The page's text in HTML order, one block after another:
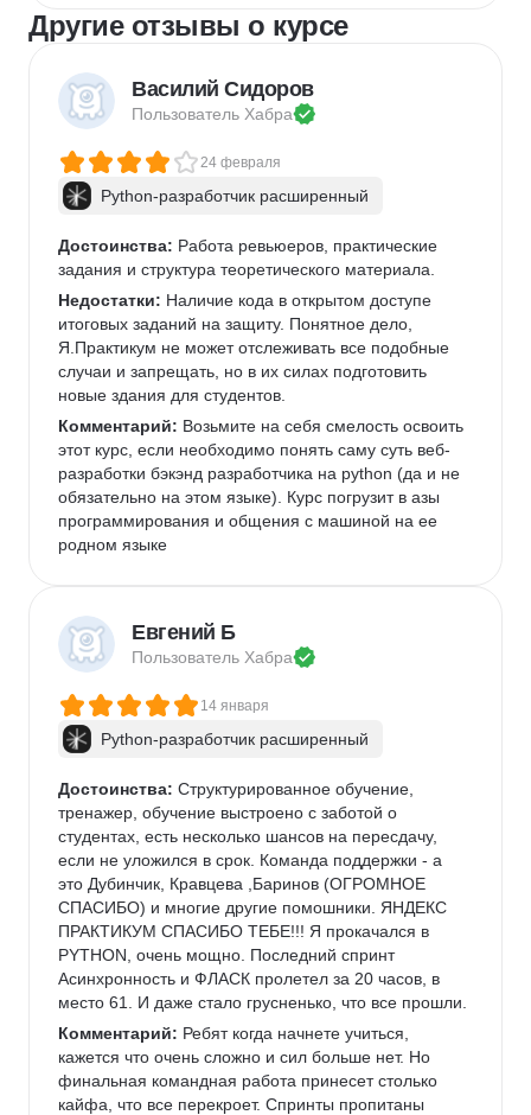
Другие отзывы о курсе
Василий Сидоров
Пользователь Хабра
24 февраля
Python-разработчик расширенный
Достоинства: Работа ревьюеров, практические
задания и структура теоретического материала.
Недостатки: Наличие кода в открытом доступе
итоговых заданий на защиту. Понятное дело,
Я.Практикум не может отслеживать все подобные
случаи и запрещать, но в их силах подготовить
новые здания для студентов.
Комментарий: Возьмите на себя смелость освоить
этот курс, если необходимо понять саму суть веб-
разработки бэкэнд разработчика на python (да и не
обязательно на этом языке). Курс погрузит в азы
программирования и общения с машиной на ее
родном языке
Евгений Б
Пользователь Хабра
14 января
Python-разработчик расширенный
Достоинства: Структурированное обучение,
тренажер, обучение выстроено с заботой о
студентах, есть несколько шансов на пересдачу,
если не уложился в срок. Команда поддержки - а
это Дубинчик, Кравцева ,Баринов (ОГРОМНОЕ
СПАСИБО) и многие другие помошники. ЯНДЕКС
ПРАКТИКУМ СПАСИБО ТЕБЕ!!! Я прокачался в
PYTHON, очень мощно. Последний спринт
Асинхронность и ФЛАСК пролетел за 20 часов, в
место 61. И даже стало грусненько, что все прошли.
Комментарий: Ребят когда начнете учиться,
кажется что очень сложно и сил больше нет. Но
финальная командная работа принесет столько
кайфа, что все перекроет. Спринты пропитаны